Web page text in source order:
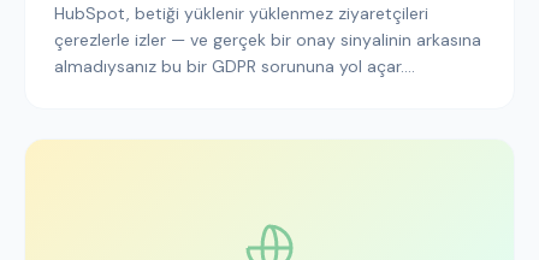
HubSpot, betiği yüklenir yüklenmez ziyaretçileri
çerezlerle izler — ve gerçek bir onay sinyalinin arkasına
almadıysanız bu bir GDPR sorununa yol açar.
yöntemleri burada.